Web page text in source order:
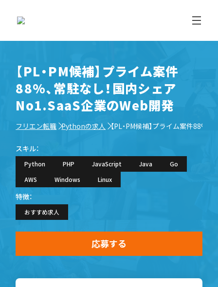
【PL・PM候補】プライム案件
88%、常駐なし！国内シェア
No1.SaaS企業のWeb開発
フリエン転職 Pythonの求人 【PL・PM候補】プライム案件88%
スキル：
Python PHP JavaScript Java
Go
AWS
Windows Linux
特徴：
おすすめ求人
応募する